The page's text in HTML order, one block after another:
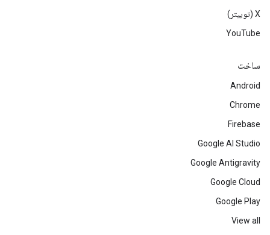
‫X (توییتر)
YouTube
ساخت
Android
Chrome
Firebase
Google AI Studio
Google Antigravity
Google Cloud
Google Play
View all